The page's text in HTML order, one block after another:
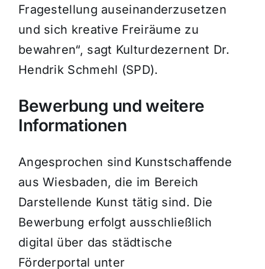
Fragestellung auseinanderzusetzen
und sich kreative Freiräume zu
bewahren“, sagt Kulturdezernent Dr.
Hendrik Schmehl (SPD).
Bewerbung und weitere
Informationen
Angesprochen sind Kunstschaffende
aus Wiesbaden, die im Bereich
Darstellende Kunst tätig sind. Die
Bewerbung erfolgt ausschließlich
digital über das städtische
Förderportal unter